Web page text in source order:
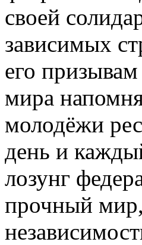
своей
зависимых
его
мира
молодёжи
день и
лозунг
прочный